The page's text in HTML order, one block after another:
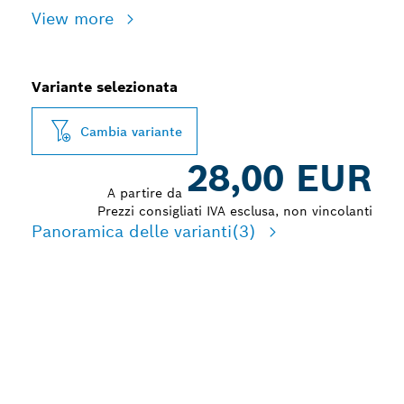
View more
Variante selezionata
Cambia variante
A partire da 28,00 EUR
Prezzi consigliati IVA esclusa, non vincolanti
Panoramica delle varianti(3)